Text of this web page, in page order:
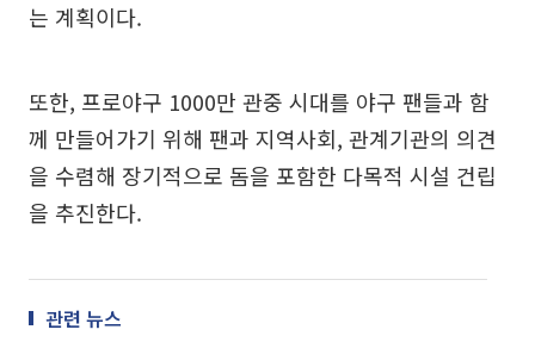
는 계획이다.
또한, 프로야구 1000만 관중 시대를 야구 팬들과 함
께 만들어가기 위해 팬과 지역사회, 관계기관의 의견
을 수렴해 장기적으로 돔을 포함한 다목적 시설 건립
을 추진한다.
관련 뉴스